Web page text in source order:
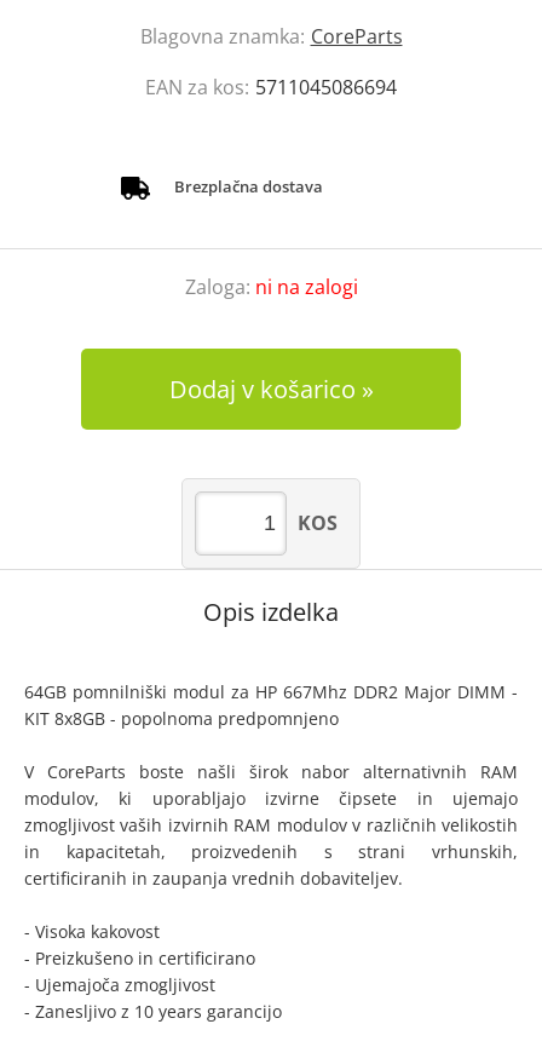
Blagovna znamka: CoreParts
EAN za kos: 5711045086694
Brezplačna dostava
Zaloga: ni na zalogi
Dodaj v košarico
KOS
Opis izdelka
64GB pomnilniški modul za HP 667Mhz DDR2 Major DIMM -
KIT 8x8GB - popolnoma predpomnjeno
V CoreParts boste našli širok nabor alternativnih RAM
modulov, ki uporabljajo izvirne čipsete in ujemajo
zmogljivost vaših izvirnih RAM modulov v različnih velikostih
in kapacitetah, proizvedenih s strani vrhunskih,
certificiranih in zaupanja vrednih dobaviteljev.
- Visoka kakovost
- Preizkušeno in certificirano
- Ujemajoča zmogljivost
- Zanesljivo z 10 years garancijo